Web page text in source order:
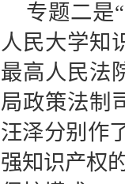
专题二是“
人民大学知
最高人民法
局政策法制
汪泽分别作
强知识产权